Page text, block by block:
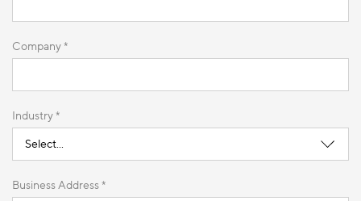
Company *
Industry *
Business Address *